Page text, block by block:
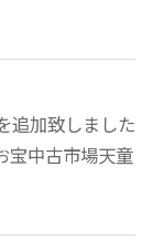
追加致しました
宝中古市場天童